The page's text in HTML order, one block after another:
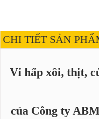
CHI TIẾT SẢN
Vỉ hấp xôi, thịt,
của Công ty